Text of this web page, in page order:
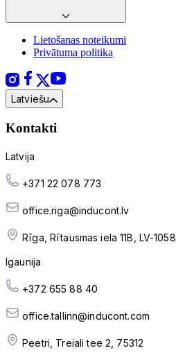
Lietošanas noteikumi
Privātuma politika
Latviešu
Kontakti
Latvija
+371 22 078 773
office.riga@inducont.lv
Rīga, Rītausmas iela 11B, LV-1058
Igaunija
+372 655 88 40
office.tallinn@inducont.com
Peetri, Treiali tee 2, 75312